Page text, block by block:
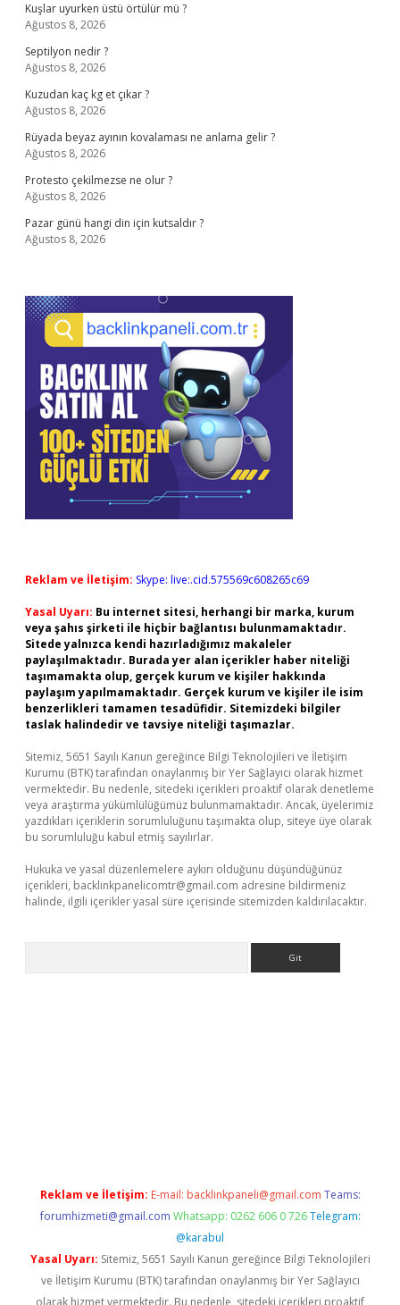
Kuşlar uyurken üstü örtülür mü ?
Ağustos 8, 2026
Septilyon nedir ?
Ağustos 8, 2026
Kuzudan kaç kg et çıkar ?
Ağustos 8, 2026
Rüyada beyaz ayının kovalaması ne anlama gelir ?
Ağustos 8, 2026
Protesto çekilmezse ne olur ?
Ağustos 8, 2026
Pazar günü hangi din için kutsaldır ?
Ağustos 8, 2026
Reklam ve İletişim: Skype: live:.cid.575569c608265c69
Yasal Uyarı: Bu internet sitesi, herhangi bir marka, kurum
veya şahıs şirketi ile hiçbir bağlantısı bulunmamaktadır.
Sitede yalnızca kendi hazırladığımız makaleler
paylaşılmaktadır. Burada yer alan içerikler haber niteliği
taşımamakta olup, gerçek kurum ve kişiler hakkında
paylaşım yapılmamaktadır. Gerçek kurum ve kişiler ile isim
benzerlikleri tamamen tesadüfidir. Sitemizdeki bilgiler
taslak halindedir ve tavsiye niteliği taşımazlar.
Sitemiz, 5651 Sayılı Kanun gereğince Bilgi Teknolojileri ve İletişim
Kurumu (BTK) tarafından onaylanmış bir Yer Sağlayıcı olarak hizmet
vermektedir. Bu nedenle, sitedeki içerikleri proaktif olarak denetleme
veya araştırma yükümlülüğümüz bulunmamaktadır. Ancak, üyelerimiz
yazdıkları içeriklerin sorumluluğunu taşımakta olup, siteye üye olarak
bu sorumluluğu kabul etmiş sayılırlar.
Hukuka ve yasal düzenlemelere aykırı olduğunu düşündüğünüz
içerikleri, backlinkpanelicomtr@gmail.com adresine bildirmeniz
halinde, ilgili içerikler yasal süre içerisinde sitemizden kaldırılacaktır.
Reklam ve İletişim: E-mail: backlinkpaneli@gmail.com Teams:
forumhizmeti@gmail.com Whatsapp: 0262 606 0 726 Telegram:
@karabul
Yasal Uyarı: Sitemiz, 5651 Sayılı Kanun gereğince Bilgi Teknolojileri
ve İletişim Kurumu (BTK) tarafından onaylanmış bir Yer Sağlayıcı
olarak hizmet vermektedir. Bu nedenle, sitedeki içerikleri proaktif